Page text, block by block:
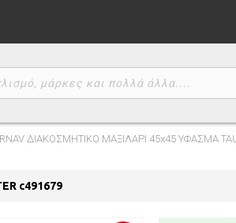
ΔΙΑΚΟΣΜΗΤΙΚΟ ΜΑΞΙΛΑΡΙ 45x45 ΥΦΑΣΜΑ
c491679